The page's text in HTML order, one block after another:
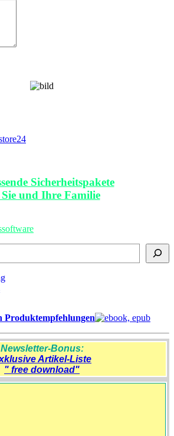
Sicherheitspakete
und Ihre Familie
Produktempfehlungen
Newsletter-Bonus:
Artikel-Liste
" free download"